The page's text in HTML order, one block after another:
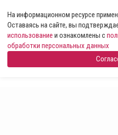
На информационном ресурсе
Оставаясь на сайте, вы
использование и ознакомлены с
обработки персональных данных